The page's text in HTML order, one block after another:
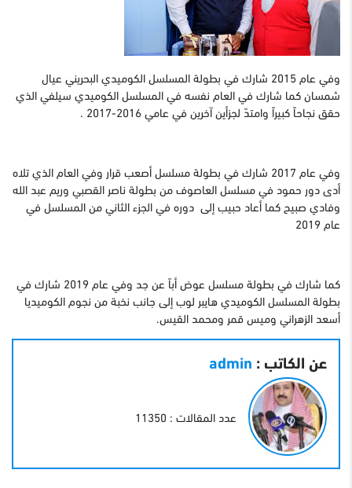
وفي عام 2015 شارك في بطولة المسلسل الكوميدي البحريني عيال
شمسان كما شارك في العام نفسه في المسلسل الكوميدي سيلفي الذي
حقق نجاحاً كبيراً وامتدّ لجزأين آخرين في عامي 2016-2017 .
وفي عام 2017 شارك في بطولة مسلسل أصعب قرار وفي العام الذي تلاه
أدى دور حمود في مسلسل العاصوف من بطولة ناصر القصبي وريم عبد الله
وفادي صبيح كما أعاد حبيب إلى دوره في الجزء الثاني من المسلسل في
عام 2019
كما شارك في بطولة مسلسل عوض أباً عن جد وفي عام 2019 شارك في
بطولة المسلسل الكوميدي هايبر لوب إلى جانب نخبة من نجوم الكوميديا
أسعد الزهراني وميس قمر ومحمد القيس.
عن الكاتب : admin
عدد المقالات : 11350